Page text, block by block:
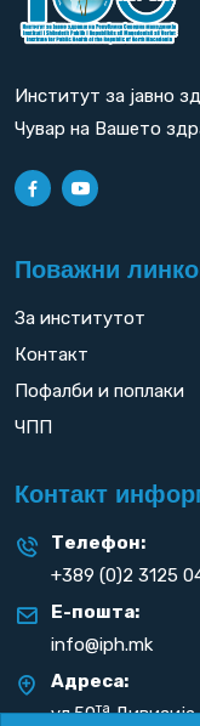
Институт за јавно
Чувар на Вашето
Поважни
За институтот
Контакт
Пофалби и поплаки
ЧПП
Контакт
Телефон:
+389 (0)2 3125
Е-пошта:
info@iph.mk
Адреса:
ул.50таДивизија